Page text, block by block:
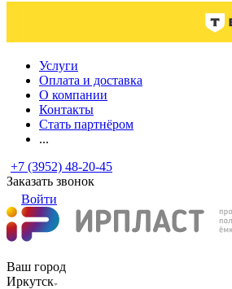
Услуги
Оплата и доставка
О компании
Контакты
Стать партнёром
...
+7 (3952) 48-20-45
Заказать звонок
Войти
Ваш город
Иркутск